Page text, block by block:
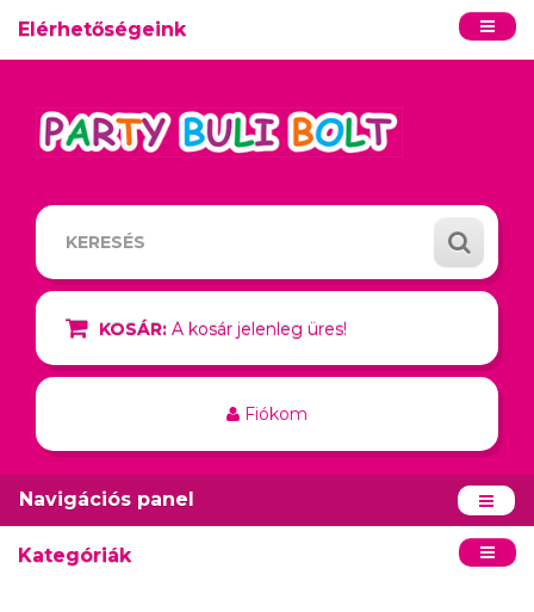
Elérhetőségeink
KOSÁR: A kosár jelenleg üres!
Fiókom
Navigációs panel
Kategóriák